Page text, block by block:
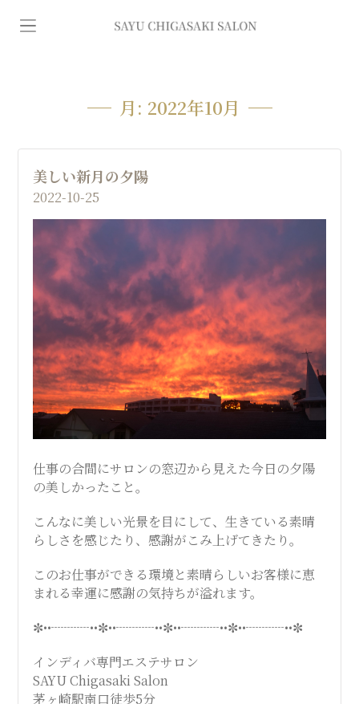
イ
デ
ィ
バ
専
門
エ
ス
テ
サ
ロ
ン
｜
SAYU
月: 2022年10月
美しい新月の夕陽
2022-10-25
仕事の合間にサロンの窓辺から見えた今日の夕陽
の美しかったこと。
こんなに美しい光景を目にして、生きている素晴
らしさを感じたり、感謝がこみ上げてきたり。
このお仕事ができる環境と素晴らしいお客様に恵
まれる幸運に感謝の気持ちが溢れます。
✼••┈┈┈••✼••┈┈┈••✼••┈┈┈••✼••┈┈┈••✼
インディバ専門エステサロン
SAYU Chigasaki Salon
茅ヶ崎駅南口徒歩5分